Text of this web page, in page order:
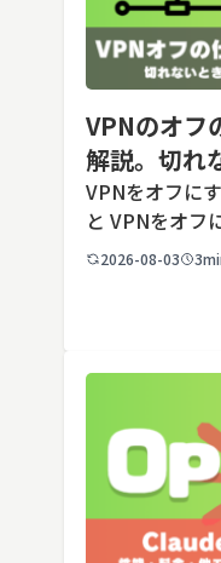
VPNのオフ
解説。切れ
端末での注
VPNをオフに
と VPNをオフ
の端末でも数
2026-08-03